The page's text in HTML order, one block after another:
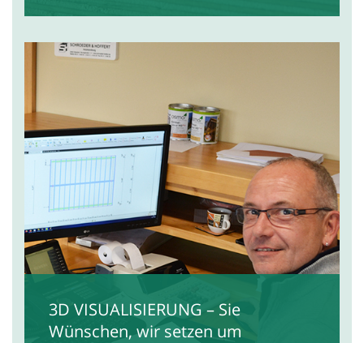
3D VISUALISIERUNG – Sie
Wünschen, wir setzen um